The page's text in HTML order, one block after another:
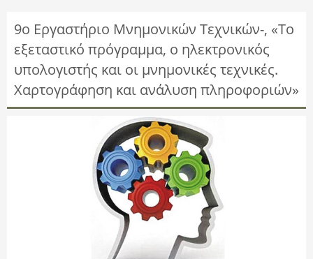
σ
η
ς
9ο Εργαστήριο Μνημονικών Τεχνικών-, «Το
εξεταστικό πρόγραμμα, ο ηλεκτρονικός
υπολογιστής και οι μνημονικές τεχνικές.
Χαρτογράφηση και ανάλυση πληροφοριών»